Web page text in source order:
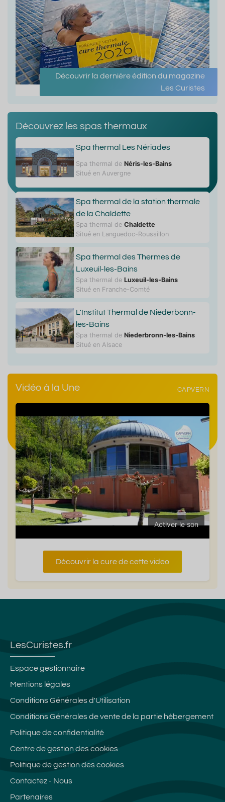
Découvrir la dernière édition du magazine
Les Curistes
Découvrez les spas thermaux
Spa thermal Les Nériades
Spa thermal de Néris-les-Bains
Situé en Auvergne
Spa thermal de la station thermale
de la Chaldette
Spa thermal de Chaldette
Situé en Languedoc-Roussillon
Spa thermal des Thermes de
Luxeuil-les-Bains
Spa thermal de Luxeuil-les-Bains
Situé en Franche-Comté
L'Institut Thermal de Niederbonn-
les-Bains
Spa thermal de Niederbronn-les-Bains
Situé en Alsace
Vidéo à la Une CAPVERN
Activer le son
Découvrir la cure de cette video
LesCuristes.fr
Espace gestionnaire
Mentions légales
Conditions Générales d'Utilisation
Conditions Générales de vente de la partie hébergement
Politique de confidentialité
Centre de gestion des cookies
Politique de gestion des cookies
Contactez - Nous
Partenaires